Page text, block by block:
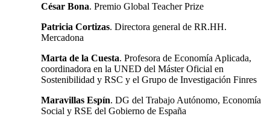
César Bona. Premio Global Teacher Prize
Patricia Cortizas. Directora general de RR.HH.
Mercadona
Marta de la Cuesta. Profesora de Economía Aplicada,
coordinadora en la UNED del Máster Oficial en
Sostenibilidad y RSC y el Grupo de Investigación Finres
Maravillas Espín. DG del Trabajo Autónomo, Economía
Social y RSE del Gobierno de España